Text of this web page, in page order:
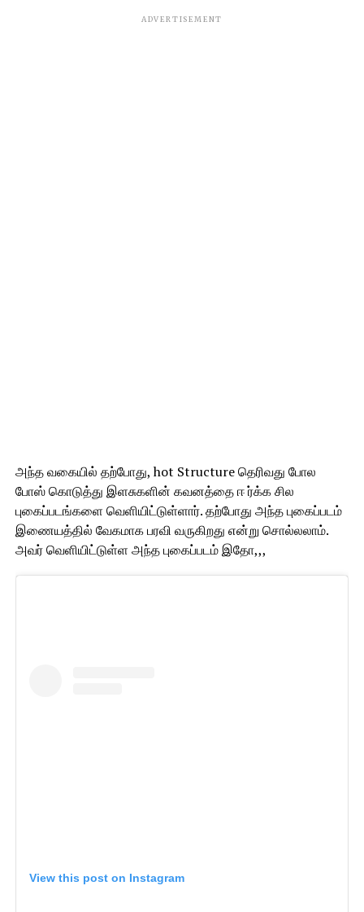
ADVERTISEMENT
அந்த வகையில் தற்போது, hot Structure தெரிவது போல
போஸ் கொடுத்து இளசுகளின் கவனத்தை ஈ ர்க்க சில
புகைப்படங்களை வெளியிட்டுள்ளார். தற்போது அந்த புகைப்படம்
இணையத்தில் வேகமாக பரவி வருகிறது என்று சொல்லலாம்.
அவர் வெளியிட்டுள்ள அந்த புகைப்படம் இதோ,,,
View this post on Instagram